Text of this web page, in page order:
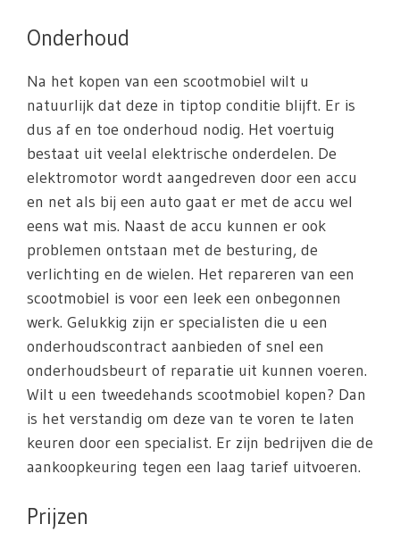
Onderhoud
Na het kopen van een scootmobiel wilt u
natuurlijk dat deze in tiptop conditie blijft. Er is
dus af en toe onderhoud nodig. Het voertuig
bestaat uit veelal elektrische onderdelen. De
elektromotor wordt aangedreven door een accu
en net als bij een auto gaat er met de accu wel
eens wat mis. Naast de accu kunnen er ook
problemen ontstaan met de besturing, de
verlichting en de wielen. Het repareren van een
scootmobiel is voor een leek een onbegonnen
werk. Gelukkig zijn er specialisten die u een
onderhoudscontract aanbieden of snel een
onderhoudsbeurt of reparatie uit kunnen voeren.
Wilt u een tweedehands scootmobiel kopen? Dan
is het verstandig om deze van te voren te laten
keuren door een specialist. Er zijn bedrijven die de
aankoopkeuring tegen een laag tarief uitvoeren.
Prijzen